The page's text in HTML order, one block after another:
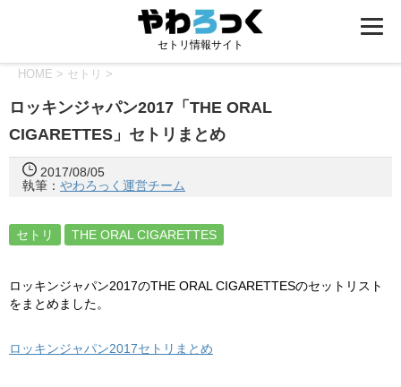
セトリ情報サイト
HOME > セトリ >
ロッキンジャパン2017「THE ORAL
CIGARETTES」セトリまとめ
2017/08/05
執筆： やわろっく運営チーム
セトリ THE ORAL CIGARETTES
ロッキンジャパン2017のTHE ORAL CIGARETTESのセットリスト
をまとめました。
ロッキンジャパン2017セトリまとめ